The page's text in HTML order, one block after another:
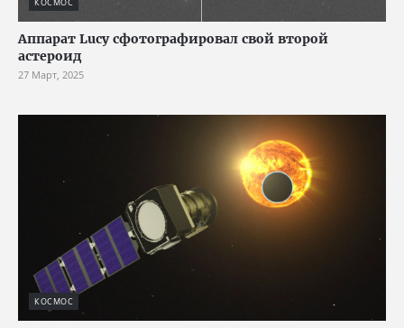
Аппарат Lucy сфотографировал свой второй
астероид
27 Март, 2025
КОСМОС